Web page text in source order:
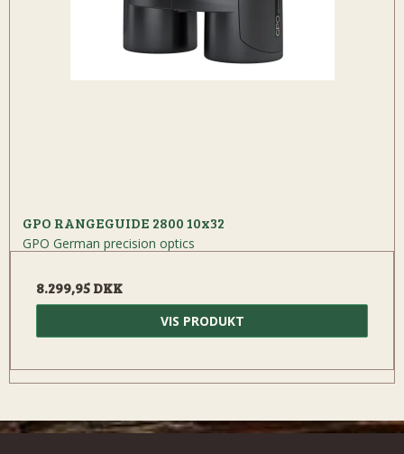
GPO RANGEGUIDE 2800 10x32
GPO German precision optics
8.299,95 DKK
VIS PRODUKT